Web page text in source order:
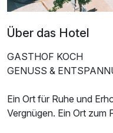
Ausstattung
Über das Hotel
GASTHOF KOCH
GENUSS &
Ein Ort für Ruhe und
Vergnügen. Ein Ort zum